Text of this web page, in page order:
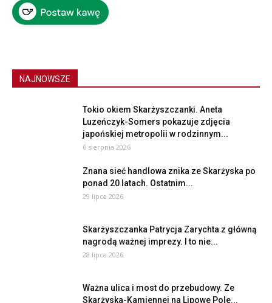
NAJNOWSZE
Tokio okiem Skarżyszczanki. Aneta
Luzeńczyk-Somers pokazuje zdjęcia
japońskiej metropolii w rodzinnym...
6 sierpnia 2026
Znana sieć handlowa znika ze Skarżyska po
ponad 20 latach. Ostatnim...
29 lipca 2026
Skarżyszczanka Patrycja Zarychta z główną
nagrodą ważnej imprezy. I to nie...
28 lipca 2026
Ważna ulica i most do przebudowy. Ze
Skarżyska-Kamiennej na Lipowe Pole...